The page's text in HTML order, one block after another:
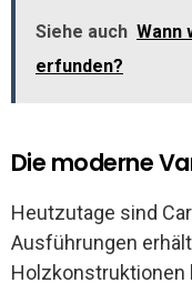
Siehe auch Wann
erfunden?
Die moderne
Heutzutage sind
Ausführungen
Holzkonstruktionen